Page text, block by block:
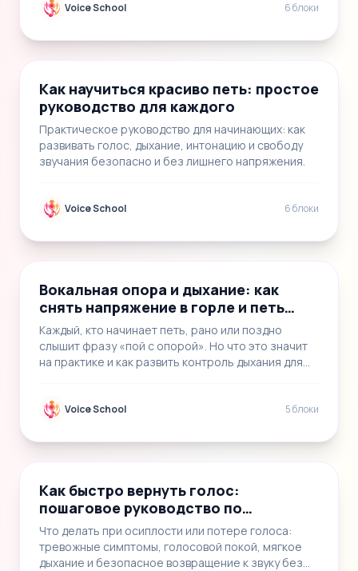
Voice School 6 блоки
📝6
Как научиться красиво петь: простое
руководство для каждого
Практическое руководство для начинающих: как
развивать голос, дыхание, интонацию и свободу
звучания безопасно и без лишнего напряжения.
Voice School 6 блоки
В
📝2 🎬3
Вокальная опора и дыхание: как
снять напряжение в горле и петь
свободно
Каждый, кто начинает петь, рано или поздно
слышит фразу «пой с опорой». Но что это значит
на практике и как развить контроль дыхания для
Voice School 5 блоки
📝7
Как быстро вернуть голос:
пошаговое руководство по
восстановлению голосовых связок
Что делать при осиплости или потере голоса:
тревожные симптомы, голосовой покой, мягкое
дыхание и безопасное возвращение к звуку без